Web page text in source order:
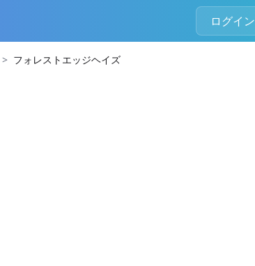
ログイン
> フォレストエッジヘイズ